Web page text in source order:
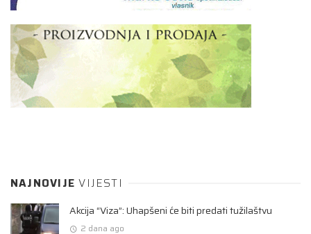
NAJNOVIJEVIJESTI
Akcija “Viza”: Uhapšeni će biti predati tužilaštvu
2 dana ago